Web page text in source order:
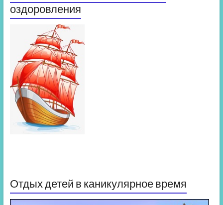
оздоровления
Отдых детей в каникулярное время